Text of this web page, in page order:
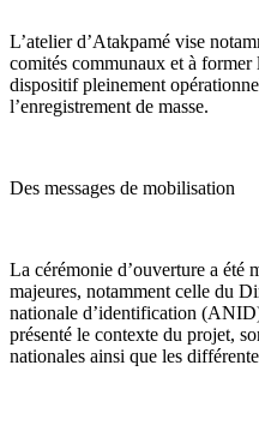
L’atelier d’Atakpamé vise
comités communaux et à former
dispositif pleinement
l’enregistrement de masse.
Des messages de mobilisation
La cérémonie d’ouverture a été
majeures, notamment celle du
nationale d’identification
présenté le contexte du projet,
nationales ainsi que les